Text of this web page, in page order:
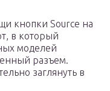
кнопки Source на
в который
моделей
разъем.
заглянуть в